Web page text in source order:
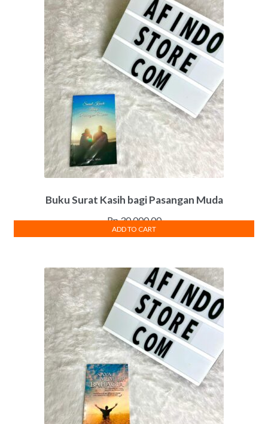
Buku Surat Kasih bagi Pasangan Muda
Rp30,000.00
ADD TO CART